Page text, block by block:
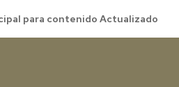
para contenido Actualizado